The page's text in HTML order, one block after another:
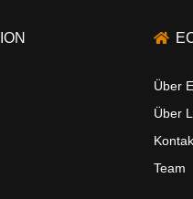
Über
Über
Team